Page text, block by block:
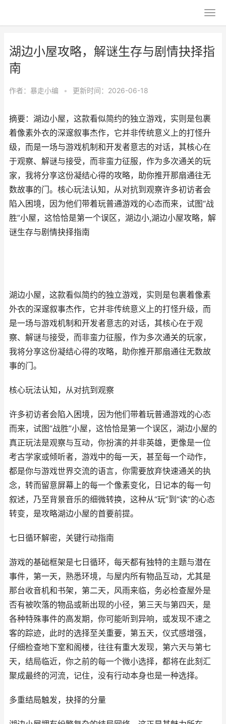
湖边小屋攻略，解谜生存与剧情抉择指
南
作者： 暴走小编 • 更新时间：2026-06-18
摘要：湖边小屋，这款看似简约的独立游戏，实则是包裹
着像素外衣的深邃叙事杰作，它并非传统意义上的打怪升
级，而是一场与游戏机制和开发者意志的对话，其核心在
于观察、解谜与接受，而非蛮力征服，作为多次通关的玩
家，我将分享这份凝结心得的攻略，助你推开那扇通往无
数故事的门。核心玩法认知，从对抗到观察许多初访者会
陷入困境，因为他们带着玩普通游戏的心态而来，试图“战
胜”小屋，这恰恰是第一个误区，湖边小,湖边小屋攻略，解
谜生存与剧情抉择指南
湖边小屋，这款看似简约的独立游戏，实则是包裹着像素
外衣的深邃叙事杰作，它并非传统意义上的打怪升级，而
是一场与游戏机制和开发者意志的对话，其核心在于观
察、解谜与接受，而非蛮力征服，作为多次通关的玩家，
我将分享这份凝结心得的攻略，助你推开那扇通往无数故
事的门。
核心玩法认知，从对抗到观察
许多初访者会陷入困境，因为他们带着玩普通游戏的心态
而来，试图“战胜”小屋，这恰恰是第一个误区，湖边小屋的
真正玩法是观察与互动，你扮演的并非英雄，更像是一位
考古学家或倾听者，游戏中的每一天，甚至每一个动作，
都是你与游戏世界交流的语言，你需要放弃快速通关的执
念，转而留意屏幕上的每一个像素变化，日记本的每一句
叙述，乃至背景音乐的细微转换，这种从“玩”到“读”的心态
转变，是攻略湖边小屋的首要前提。
七日循环解密，关键行动指南
游戏的基础框架是七日循环，每天都有独特的主题与潜在
事件，第一天，熟悉环境，与屋内所有物品互动，尤其是
那台收音机和书架，第二天，风雨来临，务必检查屋外是
否有被吹落的物品或新出现的小径，第三天与第四天，是
各种特殊事件的高发期，你可能听到异响，或发现不速之
客的踪迹，此时的选择至关重要，第五天，仪式感增强，
仔细检查地下室和阁楼，往往有重大发现，第六天与第七
天，结局临近，你之前的每一个微小选择，都将在此刻汇
聚成最终的河流，记住，没有行动本身也是一种选择。
多重结局触发，抉择的分量